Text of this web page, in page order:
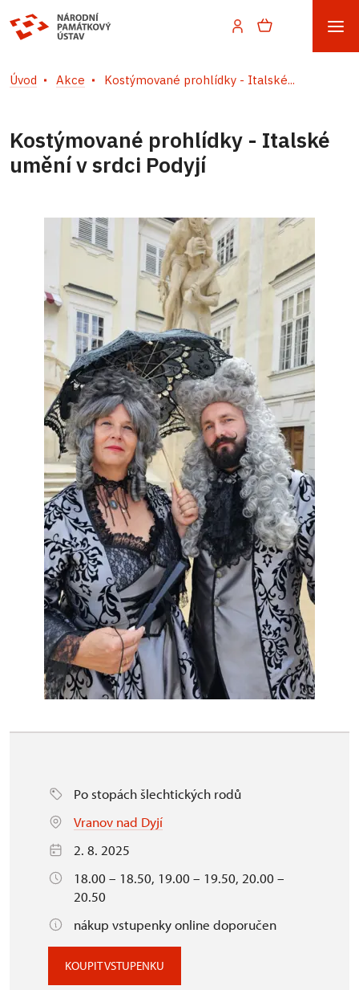
Úvod Akce Kostýmované prohlídky - Italské...
Kostýmované prohlídky - Italské
umění v srdci Podyjí
Po stopách šlechtických rodů
Vranov nad Dyjí
2. 8. 2025
18.00 – 18.50, 19.00 – 19.50, 20.00 –
20.50
nákup vstupenky online doporučen
KOUPIT VSTUPENKU